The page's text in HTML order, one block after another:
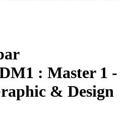
: Master 1 -
& Design